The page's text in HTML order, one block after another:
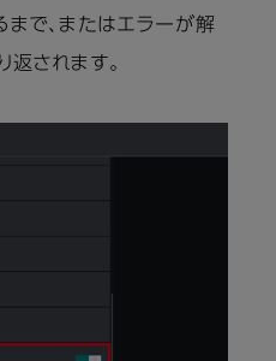
まで、またはエラーが解
返されます。